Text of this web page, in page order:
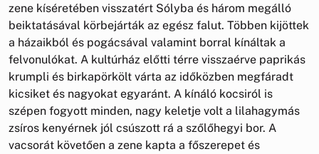
zene kíséretében visszatért Sólyba és három megálló
beiktatásával körbejárták az egész falut. Többen kijöttek
a házaikból és pogácsával valamint borral kínáltak a
felvonulókat. A kultúrház előtti térre visszaérve paprikás
krumpli és birkapörkölt várta az időközben megfáradt
kicsiket és nagyokat egyaránt. A kínáló kocsiról is
szépen fogyott minden, nagy keletje volt a lilahagymás
zsíros kenyérnek jól csúszott rá a szőlőhegyi bor. A
vacsorát követően a zene kapta a főszerepet és